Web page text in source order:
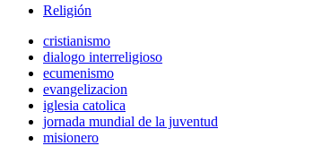
Religión
cristianismo
dialogo interreligioso
ecumenismo
evangelizacion
iglesia catolica
jornada mundial de la juventud
misionero